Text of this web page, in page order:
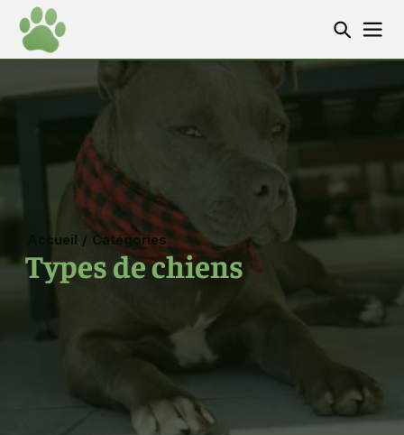
Accueil / Catégories
Types de chiens